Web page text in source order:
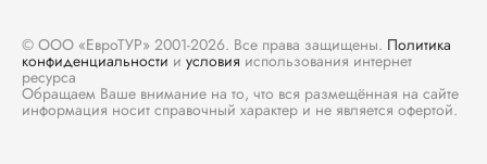
© ООО «ЕвроТУР» 2001-2026. Все права защищены. Политика
конфиденциальности и условия использования интернет
ресурса
Обращаем Ваше внимание на то, что вся размещённая на сайте
информация носит справочный характер и не является офертой.